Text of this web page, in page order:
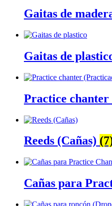
Gaitas de
Gaitas de
Practice
Reeds (Cañas)
Cañas para